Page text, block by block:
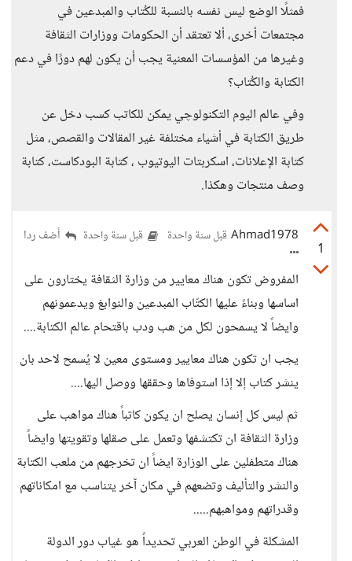
فمثلًا الوضع ليس نفسه بالنسبة للكُتاب والمبدعين في
مجتمعات أخرى، ألا تعتقد أن الحكومات ووزارات الثقافة
وغيرها من المؤسسات المعنية يجب أن يكون لهم دورًا في دعم
الكتابة والكُتاب؟
وفي عالم اليوم التكنولوچي يمكن للكاتب كسب دخل عن
طريق الكتابة في أشياء مختلفة غير المقالات والقصص، مثل
كتابة الإعلانات، اسكربتات اليوتيوب ، كتابة البودكاست، كتابة
وصف منتجات وهكذا.
1
Ahmad1978 قبل سنة واحدة قبل سنة واحدة أضف ردا
المفروض تكون هناك معايير من وزارة الثقافة يختارون على
اساسها وبناءً عليها الكتّاب المبدعين والنوابغ ويدعمونهم
وايضاً لا يسمحون لكل من هب ودب باقتحام عالم الكتابة....
يجب ان تكون هناك معايير ومستوى معين لا يُسمح لاحد بان
ينشر كتاب إلا إذا استوفاها وحققها ووصل اليها....
ثم ليس كل إنسان يصلح ان يكون كاتباً هناك مواهب على
وزارة الثقافة ان تكتشفها وتعمل على صقلها وتقويتها وايضاً
هناك متطفلين على الوزارة ايضاً ان تخرجهم من ملعب الكتابة
والنشر والتأليف وتضعهم في مكان آخر يتناسب مع امكاناتهم
وقدراتهم ومواهبهم.....
المشكلة في الوطن العربي تحديداً هو غياب دور الدولة